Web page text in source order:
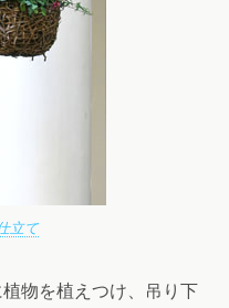
立て
植物を植えつけ、吊り下